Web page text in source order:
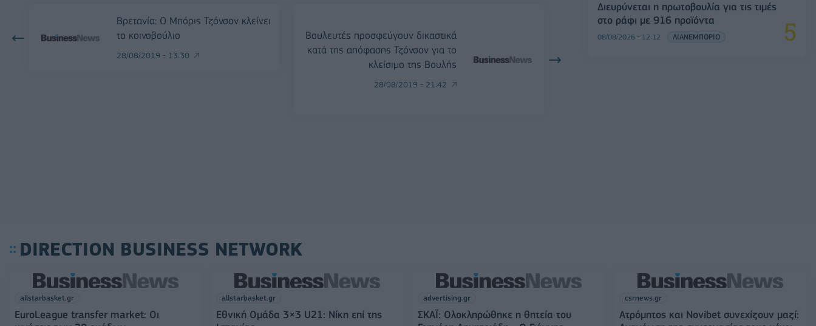
Βρετανία: Ο Μπόρις Τζόνσον κλείνει
το κοινοβούλιο
28/08/2019 - 13:30
Βουλευτές προσφεύγουν δικαστικά
κατά της απόφασης Τζόνσον για το
κλείσιμο της Βουλής
28/08/2019 - 21:42
Διευρύνεται η πρωτοβουλία για τις τιμές
στο ράφι με 916 προϊόντα
08/08/2026 - 12:12 ΛΙΑΝΕΜΠΟΡΙΟ
DIRECTION BUSINESS NETWORK
allstarbasket.gr
EuroLeague transfer market: Οι
allstarbasket.gr
Εθνική Ομάδα 3×3 U21: Νίκη επί της
advertising.gr
ΣΚΑΪ: Ολοκληρώθηκε η θητεία του
csrnews.gr
Ατρόμητος και Novibet συνεχίζουν μαζί: